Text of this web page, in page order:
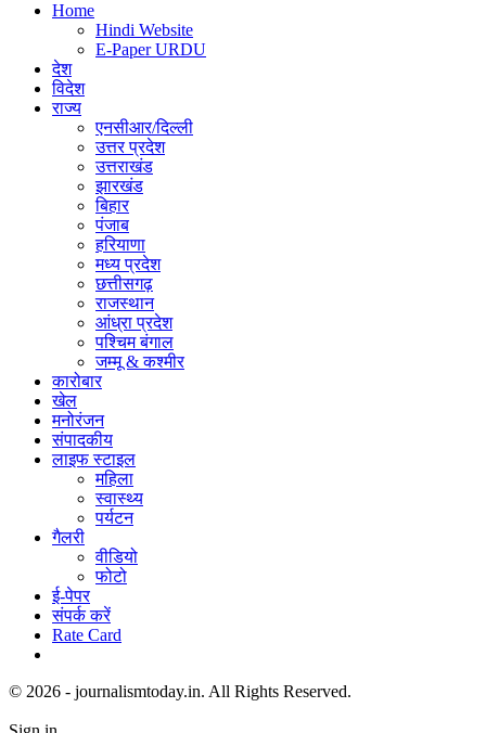
Home
Hindi Website
E-Paper URDU
देश
विदेश
राज्य
एनसीआर/दिल्ली
उत्तर प्रदेश
उत्तराखंड
झारखंड
बिहार
पंजाब
हरियाणा
मध्य प्रदेश
छत्तीसगढ़
राजस्थान
आंध्रा प्रदेश
पश्चिम बंगाल
जम्मू & कश्मीर
कारोबार
खेल
मनोरंजन
संपादकीय
लाइफ स्टाइल
महिला
स्वास्थ्य
पर्यटन
गैलरी
वीडियो
फोटो
ई-पेपर
संपर्क करें
Rate Card
© 2026 - journalismtoday.in. All Rights Reserved.